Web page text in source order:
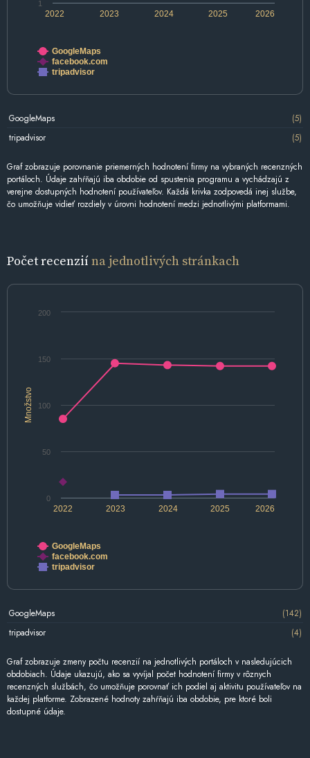
2022 2024 2026
2023 2025
1
GoogleMaps
facebook.com
tripadvisor
GoogleMaps
(5)
tripadvisor
(5)
Graf zobrazuje porovnanie priemerných hodnotení firmy na vybraných recenzných
portáloch. Údaje zahŕňajú iba obdobie od spustenia programu a vychádzajú z
verejne dostupných hodnotení používateľov. Každá krivka zodpovedá inej službe,
čo umožňuje vidieť rozdiely v úrovni hodnotení medzi jednotlivými platformami.
Počet recenziína jednotlivých stránkach
Množstvo
2022 2024 2026
2023 2025
0
50
100
150
200
GoogleMaps
facebook.com
tripadvisor
GoogleMaps
(142)
tripadvisor
(4)
Graf zobrazuje zmeny počtu recenzií na jednotlivých portáloch v nasledujúcich
obdobiach. Údaje ukazujú, ako sa vyvíjal počet hodnotení firmy v rôznych
recenzných službách, čo umožňuje porovnať ich podiel aj aktivitu používateľov na
každej platforme. Zobrazené hodnoty zahŕňajú iba obdobie, pre ktoré boli
dostupné údaje.